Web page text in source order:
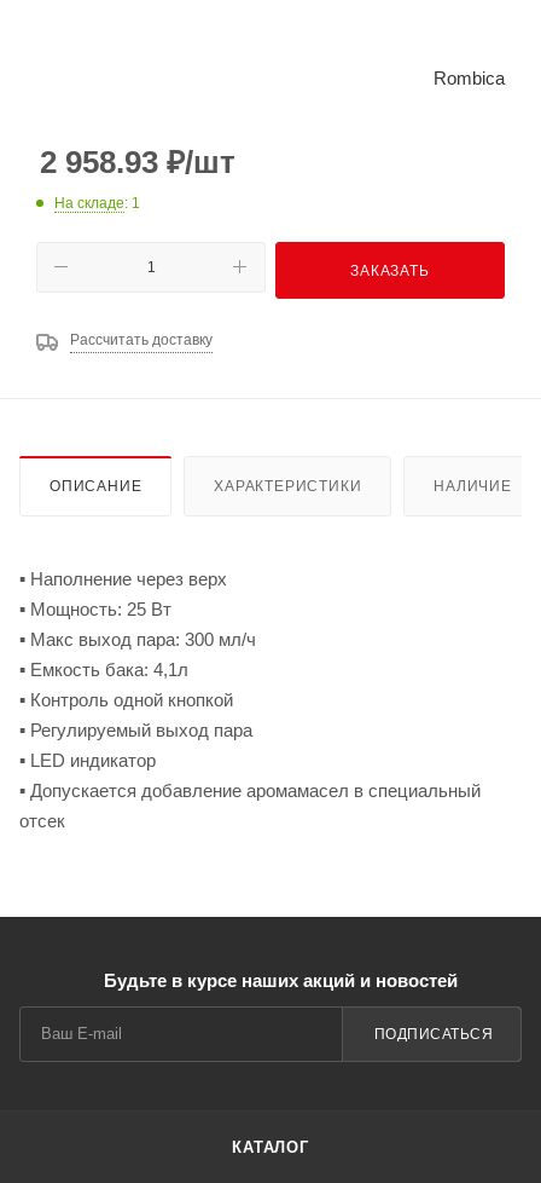
Rombica
2 958.93 ₽/шт
На складе: 1
ЗАКАЗАТЬ
Рассчитать доставку
ОПИСАНИЕ ХАРАКТЕРИСТИКИ НАЛИЧИЕ
▪ Наполнение через верх
▪ Мощность: 25 Вт
▪ Макс выход пара: 300 мл/ч
▪ Емкость бака: 4,1л
▪ Контроль одной кнопкой
▪ Регулируемый выход пара
▪ LED индикатор
▪ Допускается добавление аромамасел в специальный
отсек
Будьте в курсе наших акций и новостей
ПОДПИСАТЬСЯ
КАТАЛОГ